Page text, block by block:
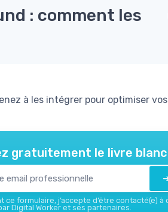
: comment les
à les intégrer pour optimiser
gratuitement le livre blanc
ce formulaire, j’accepte d’être contacté(e) à
Digital Worker et ses partenaires.